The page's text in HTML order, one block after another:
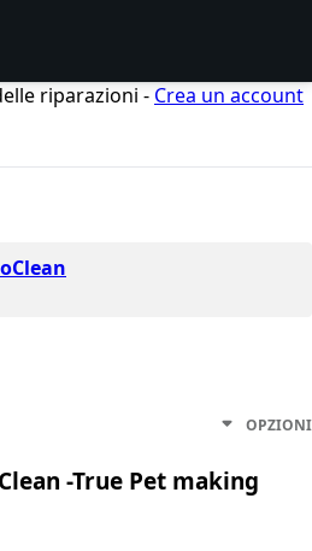
riparazioni - Crea un account
OPZIONI
-True Pet making